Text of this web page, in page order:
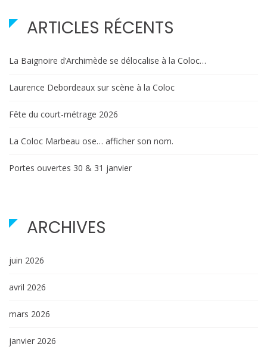
articles
ARTICLES RÉCENTS
La Baignoire d’Archimède se délocalise à la Coloc…
Laurence Debordeaux sur scène à la Coloc
Fête du court-métrage 2026
La Coloc Marbeau ose… afficher son nom.
Portes ouvertes 30 & 31 janvier
ARCHIVES
juin 2026
avril 2026
mars 2026
janvier 2026